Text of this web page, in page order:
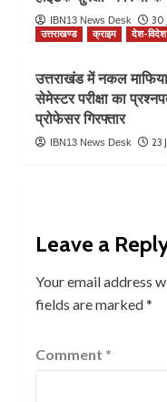
IBN13 News Desk 30
उत्तराखण्ड क्राइम देश-विदेश
उत्तराखंड में नकल
सेमेस्टर परीक्षा का
प्रोफेसर गिरफ्तार
IBN13 News Desk 23
Leave a
Your email address
fields are marked*
Comment *